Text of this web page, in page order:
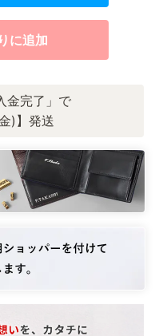
に追加
金完了」で
)】発送